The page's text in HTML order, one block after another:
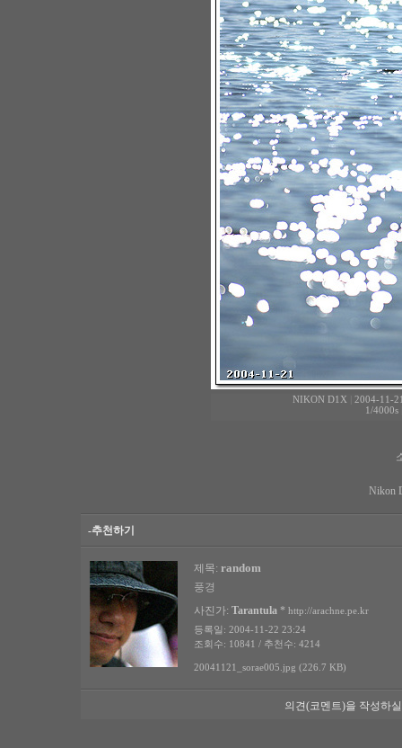
NIKON D1X
2004-11-
1/4000s
Nikon
-추천하기
제목: random
풍경
사진가: Tarantula * http://arachne.pe.kr
등록일: 2004-11-22 23:24
조회수: 10841 / 추천수: 4214
20041121_sorae005.jpg (226.7 KB)
의견(코멘트)을 작성하